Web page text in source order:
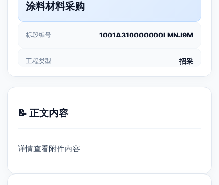
涂料材料采购
标段编号 1001A310000000LMNJ9M
工程类型 招采
📝 正文内容
详情查看附件内容